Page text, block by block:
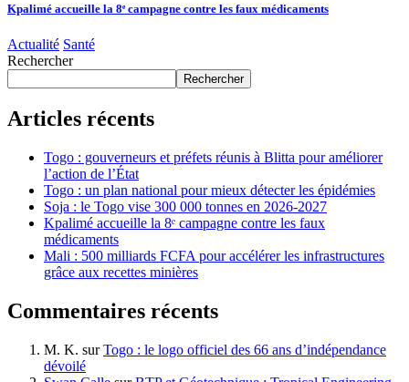
Kpalimé accueille la 8ᵉ campagne contre les faux médicaments
Actualité Santé
Rechercher
Rechercher
Articles récents
Togo : gouverneurs et préfets réunis à Blitta pour améliorer
l’action de l’État
Togo : un plan national pour mieux détecter les épidémies
Soja : le Togo vise 300 000 tonnes en 2026-2027
Kpalimé accueille la 8ᵉ campagne contre les faux
médicaments
Mali : 500 milliards FCFA pour accélérer les infrastructures
grâce aux recettes minières
Commentaires récents
M. K. surTogo : le logo officiel des 66 ans d’indépendance
dévoilé